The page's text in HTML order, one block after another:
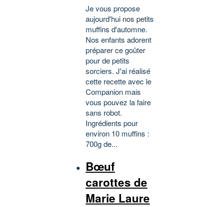
Je vous propose
aujourd'hui nos petits
muffins d'automne.
Nos enfants adorent
préparer ce goûter
pour de petits
sorciers. J'ai réalisé
cette recette avec le
Companion mais
vous pouvez la faire
sans robot.
Ingrédients pour
environ 10 muffins :
700g de...
Bœuf
carottes de
Marie Laure